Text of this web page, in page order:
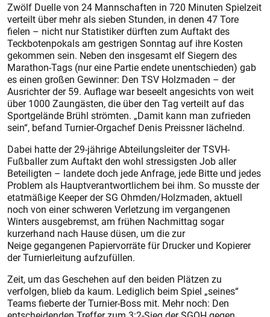
Zwölf Duelle von 24 Mannschaften in 720 Minuten Spielzeit
verteilt über mehr als sieben Stunden, in denen 47 Tore
fielen – nicht nur Statistiker dürften zum Auftakt des
Teckbotenpokals am gestrigen Sonntag auf ihre Kosten
gekommen sein. Neben den insgesamt elf Siegern des
Marathon-Tags (nur eine Partie endete unentschieden) gab
es einen großen Gewinner: Den TSV Holzmaden – der
Ausrichter der 59. Auflage war beseelt angesichts von weit
über 1000 Zaungästen, die über den Tag verteilt auf das
Sportgelände Brühl strömten. „Damit kann man zufrieden
sein“, befand Turnier-Orgachef Denis Preissner lächelnd.
Dabei hatte der 29-jährige Abteilungsleiter der TSVH-
Fußballer zum Auftakt den wohl stressigsten Job aller
Beteiligten – landete doch jede Anfrage, jede Bitte und jedes
Problem als Hauptverantwortlichem bei ihm. So musste der
etatmäßige Keeper der SG Ohmden/Holzmaden, aktuell
noch von einer schweren Verletzung im vergangenen
Winters ausgebremst, am frühen Nachmittag sogar
kurzerhand nach Hause düsen, um die zur
Neige gegangenen Papiervorräte für Drucker und Kopierer
der Turnierleitung aufzufüllen.
Zeit, um das Geschehen auf den beiden Plätzen zu
verfolgen, blieb da kaum. Lediglich beim Spiel „seines“
Teams fieberte der Turnier-Boss mit. Mehr noch: Den